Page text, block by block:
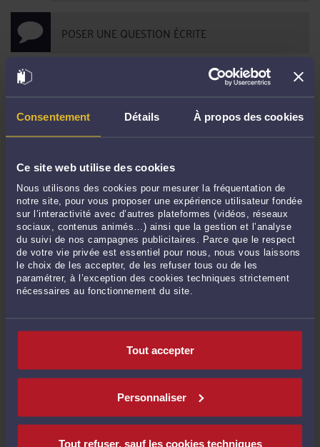
Consentement Détails À propos des cookies
Ce site web utilise des cookies
Nous utilisons des cookies pour mesurer la fréquentation de
notre site, pour vous proposer une expérience utilisateur fondée
sur l’interactivité avec d’autres plateformes (vidéos, réseaux
sociaux, contenus animés…) ainsi que la gestion et l’analyse
du suivi de nos campagnes publicitaires. Parce que le respect
de votre vie privée est essentiel pour nous, nous vous laissons
le choix de les accepter, de les refuser tous ou de les
paramétrer, à l’exception des cookies techniques strictement
nécessaires au fonctionnement du site.
Tout accepter
Personnaliser
Tout refuser, sauf les cookies techniques
POSER UNE QUESTION ÉCRITE
DERNIÈRES PUBLICATIONS
DREETS et titre de séjour "entrepreneur/profession libérale" : que faire avec
Quelle distinction entre un abus de faiblesse et un abus frauduleux ?-Le 13
sept. 2021 à 18:32
L'apport d'un accord bilatéral en droit des étrangers pour le travail-Le 2
sept. 2021 à 16:54
La diffamation en ligne au cours d'une enquête préliminaire ou une
information judiciaire-Le 3 août 2021 à 17:02
un étranger-Le 26 juil. 2021 à 17:28
Le viol et l'emprise en droit pénal : quelle relation ?
Les nouvelles étapes de la demande d'introduction de salarié étranger-Le
Nouvelle procédure de demande d'autorisation de travail en ligne-Le 25
mai 2021 à 19:20